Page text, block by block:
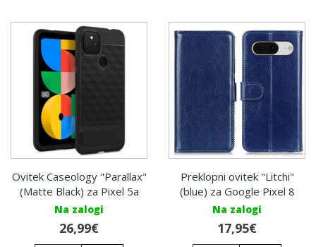
Ovitek Caseology "Parallax"
(Matte Black) za Pixel 5a
Na zalogi
26,99€
Preklopni ovitek "Litchi"
(blue) za Google Pixel 8
Na zalogi
17,95€